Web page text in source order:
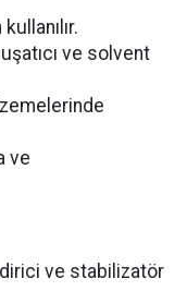
ve solvent
ve
ve stabilizatör